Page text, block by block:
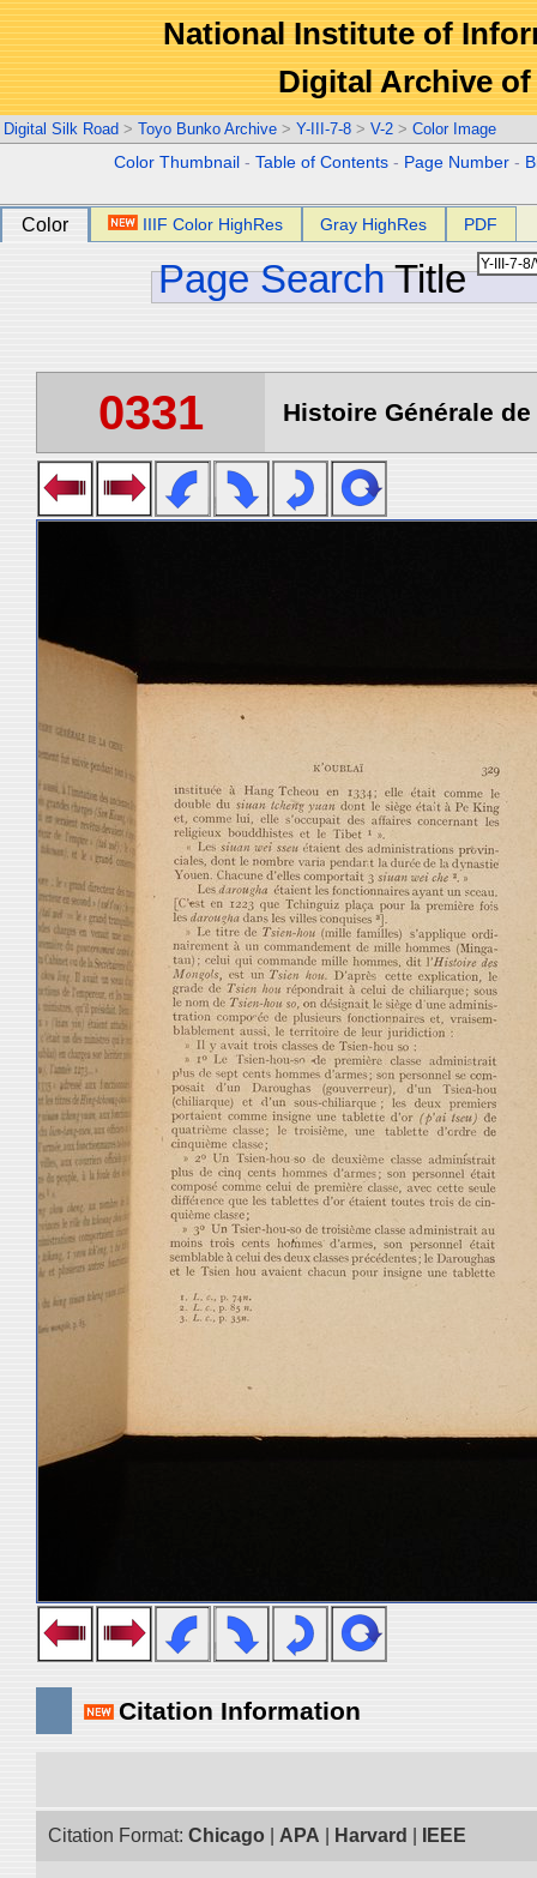
National Institute of
Digital Archive
Digital Silk Road > Toyo Bunko Archive > Y-III-7-8 > V-2 > Color Image
Color Thumbnail -Table of Contents - Page Number -
Color IIIF Color HighRes Gray HighRes PDF
Page Search Title
0331 Histoire Générale
Citation Information
Citation Format: Chicago APA Harvard IEEE